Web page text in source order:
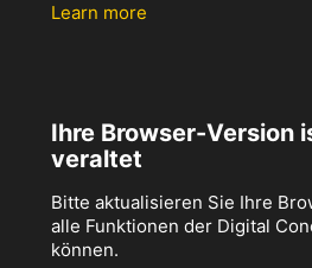
Learn more
Ihre Browser-Version
veraltet
Bitte aktualisieren Sie Ihre
alle Funktionen der Digital
können.